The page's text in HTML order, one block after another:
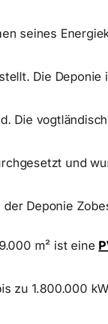
seines
Die
Die
und
Deponie
m² ist eine
zu 1.800.000